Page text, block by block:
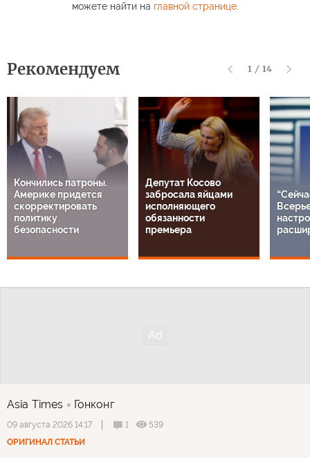
можете найти на главной странице.
Рекомендуем 1 / 14
Кончились патроны.
Америке придется
скорректировать
политику
безопасности
Депутат Косово
забросала яйцами
исполняющего
обязанности
премьера
Asia Times Гонконг
09 августа 2026 14:17 1
539
ОРИГИНАЛ СТАТЬИ